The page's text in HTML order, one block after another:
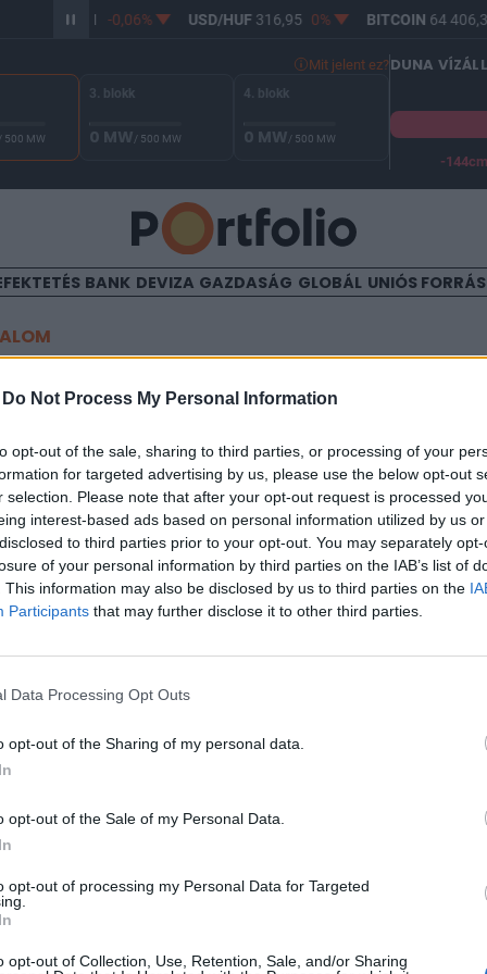
Do Not Process My Personal Information
opt-out of the sale, sharing to third parties, or processing of your
for targeted advertising by us, please use the below opt-out
selection. Please note that after your opt-out request is processed
interest-based ads based on personal information utilized by us
to third parties prior to your opt-out. You may separately
of your personal information by third parties on the IAB’s list of
This information may also be disclosed by us to third parties on the
Participants that may further disclose it to other third parties.
Data Processing Opt Outs
opt-out of the Sharing of my personal data.
opt-out of the Sale of my Personal Data.
opt-out of processing my Personal Data for Targeted
opt-out of Collection, Use, Retention, Sale, and/or Sharing
365,21 -0,06% USD/HUF316,95 0% BITCOIN64
Mit jelent ez?
/ 500 MW
3. blokk
0 MW/ 500 MW
4. blokk
0 MW/ 500 MW
DUNA
-144cm
BANK DEVIZA GAZDASÁG GLOBÁL UNIÓS
Izrael: Teherán
indul a csapás Irán
„megnyitotta az utat” Teherán, Irán fővárosa felé,
ellen – jelentette be ma délelőtt Ejál Zamir
azt mondta: a teheráni légvédelmet gyakorlatilag leszerelték,
számos légicsapás és dróncsapást végrehajtott már
Merdabád reptér légvédelmét és a vadászgépeket...
portfolio.hu hírarchívumához tartozik, melynek olvasása
cikkarchívum